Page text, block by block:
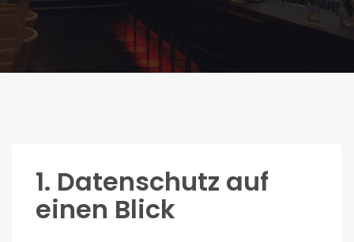
1. Datenschutz auf
einen Blick